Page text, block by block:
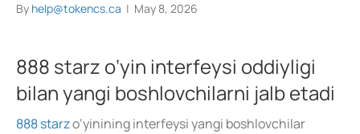
By help@tokencs.ca | May 8, 2026
888 starz o‘yin interfeysi oddiyligi
bilan yangi boshlovchilarni jalb etadi
888 starzo‘yinining interfeysi yangi boshlovchilar